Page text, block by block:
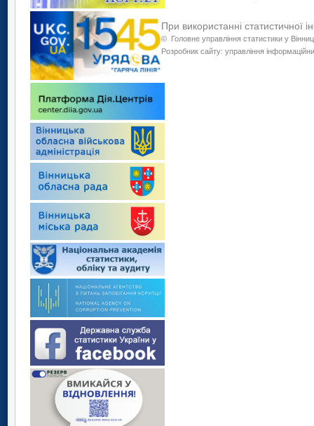
При використанні статистичної
© Головне управління статистики у
Розробник сайту: управління